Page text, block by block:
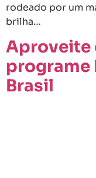
rodeado por um
brilha…
Aproveite
programe
Brasil